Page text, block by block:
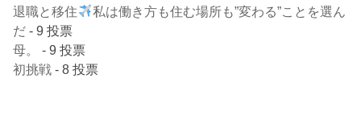
退職と移住
私は働き方も住む場所も”変わる”ことを選ん
だ - 9 投票
母。
- 9 投票
初挑戦 - 8 投票